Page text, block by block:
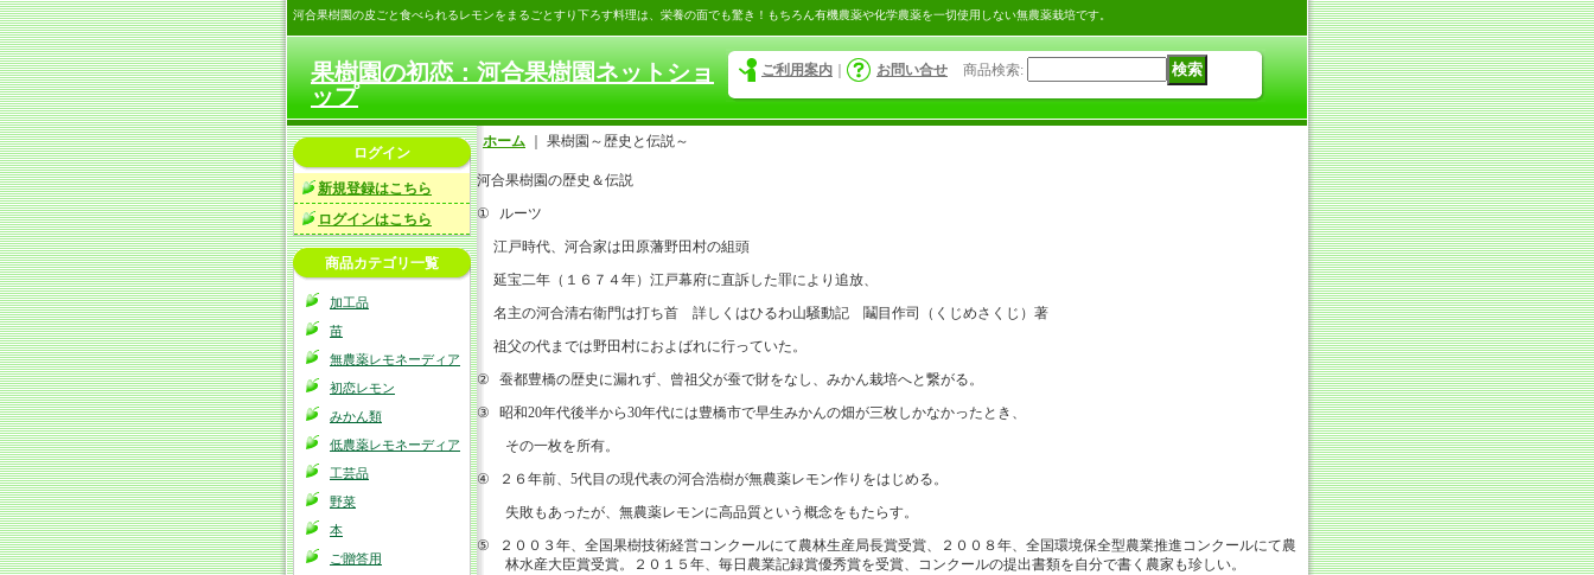
河合果樹園の皮ごと食べられるレモンをまるごとすり下ろす料理は、栄養の面でも驚き！もちろん有機農薬や化学農薬を一切使用しない無農薬栽培です。
果樹園の初恋：河合果樹園ネットショ
ップ
ご利用案内 お問い合せ 商品検索:
ログイン
新規登録はこちら
ログインはこちら
商品カテゴリ一覧
加工品
苗
無農薬レモネーディア
初恋レモン
みかん類
低農薬レモネーディア
工芸品
野菜
本
ご贈答用
ホーム 果樹園～歴史と伝説～
河合果樹園の歴史＆伝説
①
ルーツ
江戸時代、河合家は田原藩野田村の組頭
延宝二年（１６７４年）江戸幕府に直訴した罪により追放、
名主の河合清右衛門は打ち首 詳しくはひるわ山騒動記 鬮目作司（くじめさくじ）著
祖父の代までは野田村におよばれに行っていた。
② 蚕都豊橋の歴史に漏れず、曾祖父が蚕で財をなし、みかん栽培へと繋がる。
③ 昭和20年代後半から30年代には豊橋市で早生みかんの畑が三枚しかなかったとき、
その一枚を所有。
④ ２６年前、 5代目の現代表の河合浩樹が無農薬レモン作りをはじめる。
失敗もあったが、無農薬レモンに高品質という概念をもたらす。
⑤
２００３年、全国果樹技術経営コンクールにて農林生産局長賞受賞、２００８年、全国環境保全型農業推進コンクールにて農
林水産大臣賞受賞。２０１５年、毎日農業記録賞優秀賞を受賞、コンクールの提出書類を自分で書く農家も珍しい。